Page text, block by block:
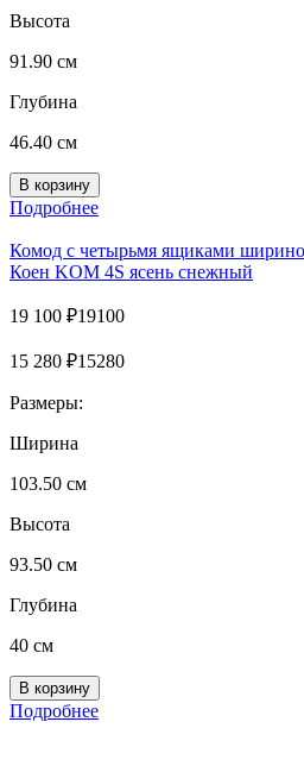
Высота
91.90 см
Глубина
46.40 см
Подробнее
Комод с четырьмя ящиками
Коен KOM 4S ясень снежный
19 100 ₽19100
15 280 ₽15280
Размеры:
Ширина
103.50 см
Высота
93.50 см
Глубина
40 см
Подробнее